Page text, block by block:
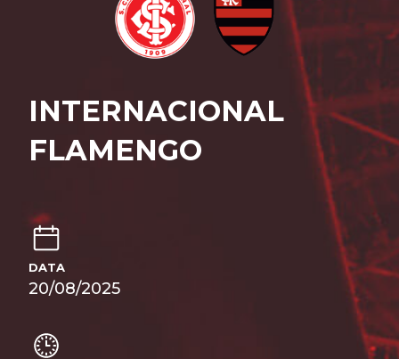
INTERNACIONAL
FLAMENGO
DATA
20/08/2025